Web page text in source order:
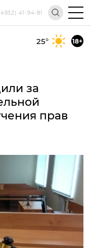
41-94-81
25° 18+
за
прав